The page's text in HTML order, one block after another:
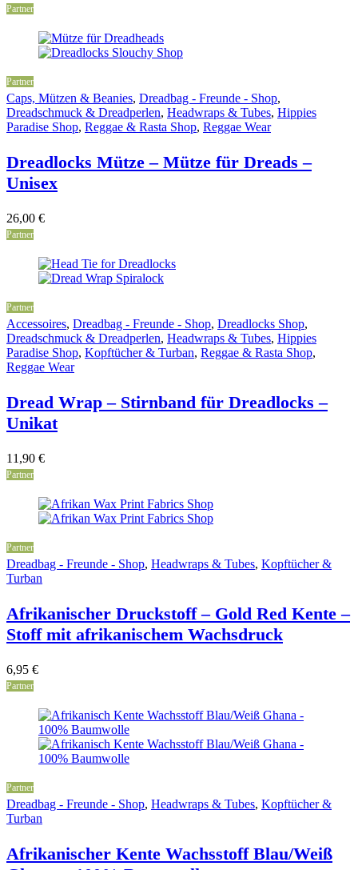
Partner
Partner
Caps, Mützen & Beanies, Dreadbag - Freunde - Shop,
Dreadschmuck & Dreadperlen, Headwraps & Tubes, Hippies
Paradise Shop, Reggae & Rasta Shop, Reggae Wear
Dreadlocks Mütze – Mütze für Dreads –
Unisex
26,00 €
Partner
Partner
Accessoires, Dreadbag - Freunde - Shop, Dreadlocks Shop,
Dreadschmuck & Dreadperlen, Headwraps & Tubes, Hippies
Paradise Shop, Kopftücher & Turban, Reggae & Rasta Shop,
Reggae Wear
Dread Wrap – Stirnband für Dreadlocks –
Unikat
11,90 €
Partner
Partner
Dreadbag - Freunde - Shop, Headwraps & Tubes, Kopftücher &
Turban
Afrikanischer Druckstoff – Gold Red Kente –
Stoff mit afrikanischem Wachsdruck
6,95 €
Partner
Partner
Dreadbag - Freunde - Shop, Headwraps & Tubes, Kopftücher &
Turban
Afrikanischer Kente Wachsstoff Blau/Weiß